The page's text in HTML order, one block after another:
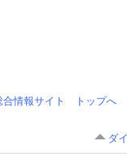
合情報サイト トップへ
ダ